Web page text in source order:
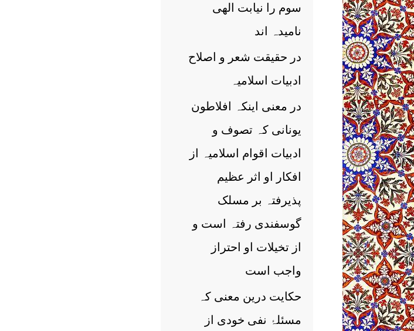
سوم را نیابت الھی
نامیدہ اند
در حقیقت شعر و اصلاح
ادبیات اسلامیہ
در معنی اینکہ افلاطون
یونانی کہ تصوف و
ادبیات اقوام اسلامیہ از
افکار او اثر عظیم
پذیرفتہ بر مسلک
گوسفندی رفتہ است و
از تخیلات او احتراز
واجب است
حکایت درین معنی کہ
مسئلۂ نفی خودی از